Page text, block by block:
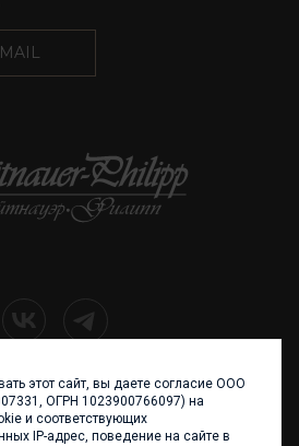
(4012) 960 898
Калининград,
аллея, 47
этот сайт, вы даете согласие ООО
ОГРН 1023900766097) на
и соответствующих
IP-адрес, поведение на сайте в